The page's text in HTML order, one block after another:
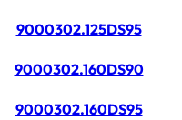
9000302.125DS95
9000302.160DS90
9000302.160DS95